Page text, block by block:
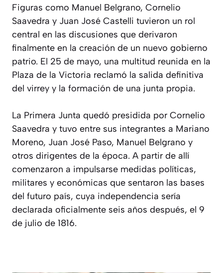
Figuras como Manuel Belgrano, Cornelio
Saavedra y Juan José Castelli tuvieron un rol
central en las discusiones que derivaron
finalmente en la creación de un nuevo gobierno
patrio. El 25 de mayo, una multitud reunida en la
Plaza de la Victoria reclamó la salida definitiva
del virrey y la formación de una junta propia.
La Primera Junta quedó presidida por Cornelio
Saavedra y tuvo entre sus integrantes a Mariano
Moreno, Juan José Paso, Manuel Belgrano y
otros dirigentes de la época. A partir de allí
comenzaron a impulsarse medidas políticas,
militares y económicas que sentaron las bases
del futuro país, cuya independencia sería
declarada oficialmente seis años después, el 9
de julio de 1816.